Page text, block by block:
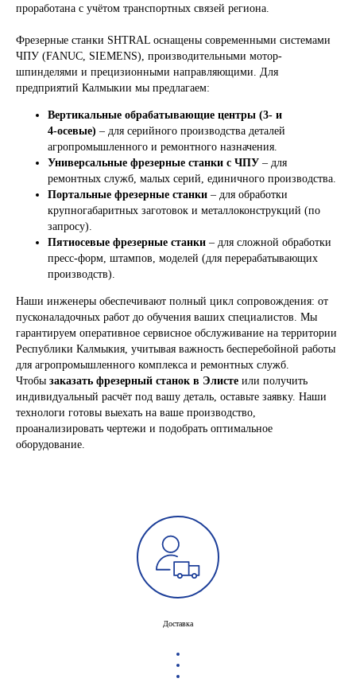
проработана с учётом транспортных связей региона.
Фрезерные станки SHTRAL оснащены современными системами
ЧПУ (FANUC, SIEMENS), производительными мотор-
шпинделями и прецизионными направляющими. Для
предприятий Калмыкии мы предлагаем:
Вертикальные обрабатывающие центры (3‑ и
4‑осевые) – для серийного производства деталей
агропромышленного и ремонтного назначения.
Универсальные фрезерные станки с ЧПУ – для
ремонтных служб, малых серий, единичного производства.
Портальные фрезерные станки – для обработки
крупногабаритных заготовок и металлоконструкций (по
запросу).
Пятиосевые фрезерные станки – для сложной обработки
пресс-форм, штампов, моделей (для перерабатывающих
производств).
Наши инженеры обеспечивают полный цикл сопровождения: от
пусконаладочных работ до обучения ваших специалистов. Мы
гарантируем оперативное сервисное обслуживание на территории
Республики Калмыкия, учитывая важность бесперебойной работы
для агропромышленного комплекса и ремонтных служб.
Чтобы заказать фрезерный станок в Элисте или получить
индивидуальный расчёт под вашу деталь, оставьте заявку. Наши
технологи готовы выехать на ваше производство,
проанализировать чертежи и подобрать оптимальное
оборудование.
Доставка